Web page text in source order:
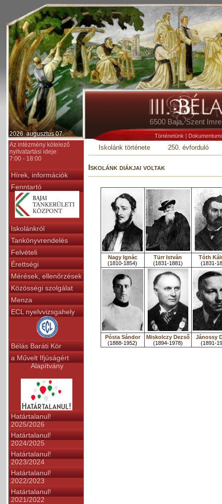
2026. augusztus 07.
6500 Baja, Szent
Történetünk |
Az intézmény kötelező
nyitvatartási ideje:
7:00 - 18:00
Hírek, információk
Fenntartó
Iskolánkról
Tankönyvrendelés
Felvételi
Érettségi
Mérések, ellenőrzések
Közösségi szolgálat
Menza
ECL nyelvvizsgahely
Bélás Baráti Kör
a Művelt Ifjúságért
Alapítvány
Határtalanul!
2025/2026
Határtalanul!
2024/2025
Határtalanul!
2023/2024
Határtalanul!
2022/2023
Határtalanul!
2021/2022
Iskolánk története 250. évforduló
Iskolánk diákjai voltak
Nagy Ignác
(1810-1854)
Türr István
(1831-1881)
Tóth
(1831-
Pósta Sándor
(1888-1952)
Miskolczy Dezső
(1894-1978)
Jánossy
(1891-